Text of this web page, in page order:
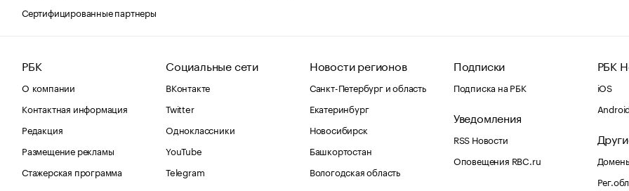
Сертифицированные партнеры
РБК
О компании
Контактная информация
Редакция
Размещение рекламы
Стажерская программа
Социальные сети
ВКонтакте
Twitter
Одноклассники
YouTube
Telegram
Новости регионов
Санкт-Петербург и область
Екатеринбург
Новосибирск
Башкортостан
Вологодская область
Подписки
Подписка на РБК
Уведомления
RSS Новости
Оповещения RBC.ru
РБК
iOS